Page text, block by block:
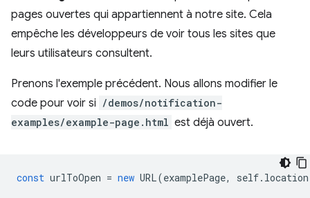
pages ouvertes qui appartiennent à notre site. Cela
empêche les développeurs de voir tous les sites que
leurs utilisateurs consultent.
Prenons l'exemple précédent. Nous allons modifier le
code pour voir si /demos/notification-
examples/example-page.html est déjà ouvert.
const urlToOpen = new URL(examplePage, self. location